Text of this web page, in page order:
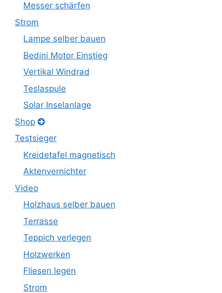
Messer schärfen
Strom
Lampe selber bauen
Bedini Motor Einstieg
Vertikal Windrad
Teslaspule
Solar Inselanlage
Shop
Testsieger
Kreidetafel magnetisch
Aktenvernichter
Video
Holzhaus selber bauen
Terrasse
Teppich verlegen
Holzwerken
Fliesen legen
Strom